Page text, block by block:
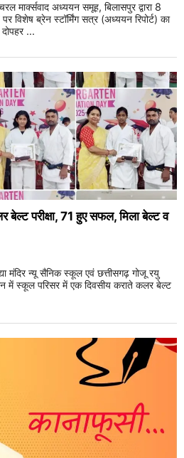
अध्ययन समूह, बिलासपुर द्वारा 8
विशेष ब्रेन स्टॉर्मिंग सत्र (अध्ययन रिपोर्ट) का
...
परीक्षा, 71 हुए सफल, मिला बेल्ट व
मंदिर न्यू सैनिक स्कूल एवं छत्तीसगढ़ गोजू रयु
में स्कूल परिसर में एक दिवसीय कराते कलर बेल्ट